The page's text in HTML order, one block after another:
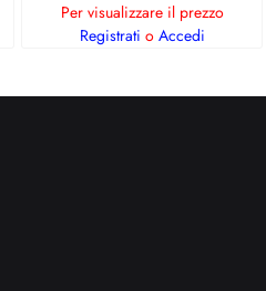
Per visualizzare il prezzo
Registrati o Accedi